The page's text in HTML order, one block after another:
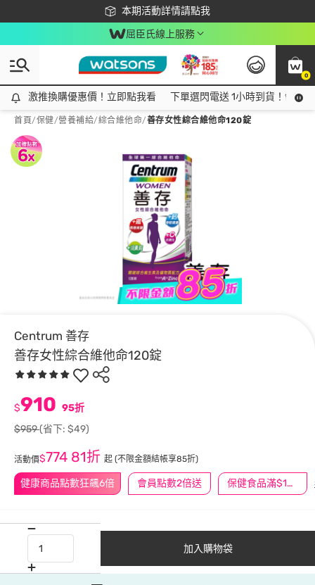
本期活動詳情請點我
下載app最高回饋$350
屈臣氏線上服務
0
激推換購優惠價！立即點我看
激推換購優惠價！立即點我看 下單選閃電送 1小時到貨！領神
首頁/保健/營養補給/綜合維他命/善存女性綜合維他命120錠
Centrum 善存
善存女性綜合維他命120錠
健康商品點數狂飆6倍 會員點數2倍送 保健食品滿$1200送$100
$910 95折
$959(省下: $49)
活動價$774 81折 起 (不限金額結帳享85折)
加入購物袋